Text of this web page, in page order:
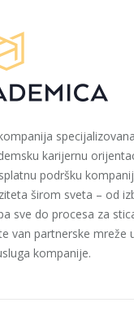
karijernu
podršku
širom sveta – od
sve do procesa za
van partnerske mreže
kompanije.